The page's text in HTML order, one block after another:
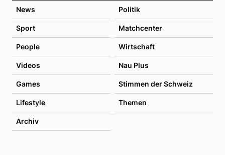
News Politik
Sport Matchcenter
People Wirtschaft
Videos Nau Plus
Games Stimmen der Schweiz
Lifestyle Themen
Archiv